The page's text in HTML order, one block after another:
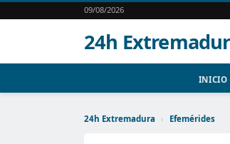
09/08/2026
24h
INICIO
24h Extremadura › Efemérides